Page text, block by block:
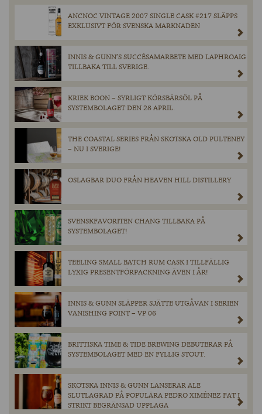
ANCNOC VINTAGE 2007 SINGLE CASK #217 SLÄPPS
EXKLUSIVT FÖR SVENSKA MARKNADEN
INNIS & GUNN’S SUCCÉSAMARBETE MED LAPHROAIG
TILLBAKA TILL SVERIGE.
KRIEK BOON – SYRLIGT KÖRSBÄRSÖL PÅ
SYSTEMBOLAGET DEN 28 APRIL.
THE COASTAL SERIES FRÅN SKOTSKA OLD PULTENEY
– NU I SVERIGE!
OSLAGBAR DUO FRÅN HEAVEN HILL DISTILLERY
SVENSKFAVORITEN CHANG TILLBAKA PÅ
SYSTEMBOLAGET!
TEELING SMALL BATCH RUM CASK I TILLFÄLLIG
LYXIG PRESENTFÖRPACKNING ÄVEN I ÅR!
INNIS & GUNN SLÄPPER SJÄTTE UTGÅVAN I SERIEN
VANISHING POINT – VP 06
BRITTISKA TIME & TIDE BREWING DEBUTERAR PÅ
SYSTEMBOLAGET MED EN FYLLIG STOUT.
SKOTSKA INNIS & GUNN LANSERAR ALE
SLUTLAGRAD PÅ POPULÄRA PEDRO XIMÉNEZ FAT I
STRIKT BEGRÄNSAD UPPLAGA